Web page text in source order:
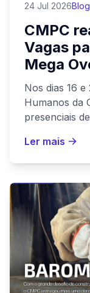
24 Jul 2026Blog
CMPC
Vagas
Mega
Nos dias 16
Humanos da
presenciais
Ler mais